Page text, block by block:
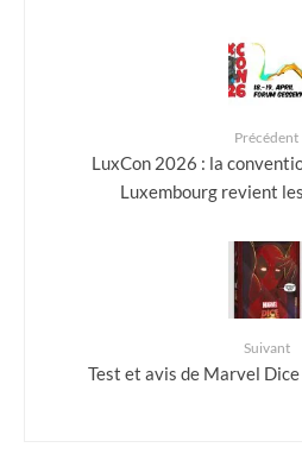
Précédent
LuxCon 2026 : la
Luxembourg revient
Suivant
Test et avis de Marvel